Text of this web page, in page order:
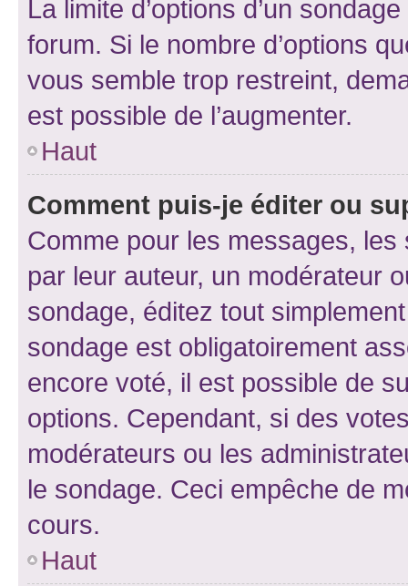
La limite d’options d’un
forum. Si le nombre d’options
vous semble trop restreint,
est possible de l’augmenter.
Haut
Comment puis-je éditer ou
Comme pour les messages,
par leur auteur, un modérateur
sondage, éditez tout
sondage est obligatoirement
encore voté, il est possible de
options. Cependant, si des
modérateurs ou les
le sondage. Ceci empêche de
cours.
Haut